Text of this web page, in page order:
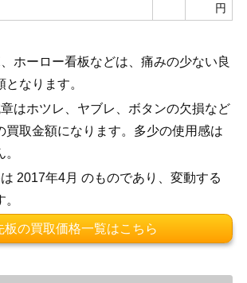
円
ホーロー看板などは、痛みの少ない良
なります。
はホツレ、ヤブレ、ボタンの欠損など
買取金額になります。多少の使用感は
2017年4月 のものであり、変動する
板の買取価格一覧はこちら